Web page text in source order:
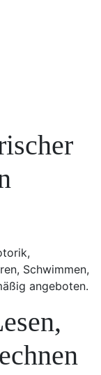
Schwimmen,
angeboten.